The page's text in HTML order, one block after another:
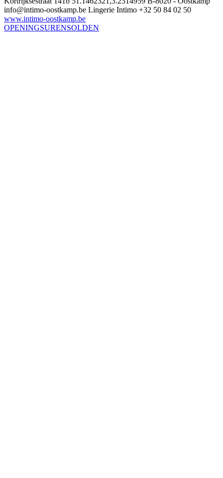
info@intimo-oostkamp.be Lingerie Intimo +32 50 84 02 50
www.intimo-oostkamp.be
OPENINGSURENSOLDEN